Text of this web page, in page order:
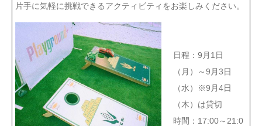
片手に気軽に挑戦できるアクティビティをお楽しみください。
日程：9月1日
（月）～9月3日
（水）※9月4日
（木）は貸切
時間：17:00～21:0